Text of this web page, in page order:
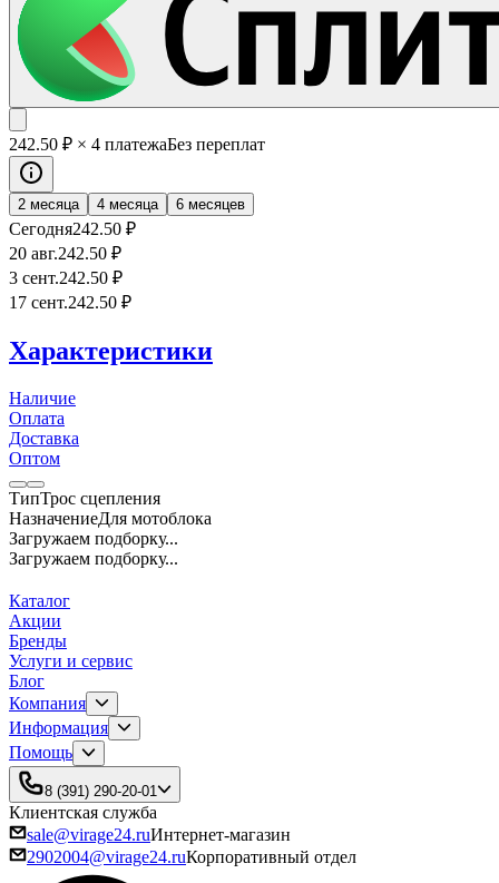
242.50 ₽ × 4 платежаБез переплат
2 месяца 4 месяца 6 месяцев
Сегодня242.50 ₽
20 авг.242.50 ₽
3 сент.242.50 ₽
17 сент.242.50 ₽
Характеристики
Наличие
Оплата
Доставка
Оптом
ТипТрос сцепления
НазначениеДля мотоблока
Загружаем подборку...
Загружаем подборку...
Каталог
Акции
Бренды
Услуги и сервис
Блог
Компания
Информация
Помощь
8 (391) 290-20-01
Клиентская служба
sale@virage24.ruИнтернет-магазин
2902004@virage24.ruКорпоративный отдел